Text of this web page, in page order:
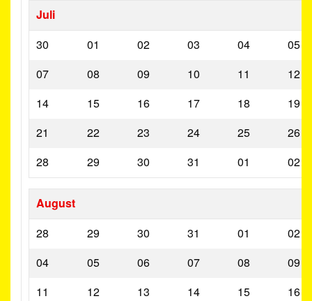
Juli
30
01 02 03 04
05
07
08 09 10 11
12
14
15 16 17 18
19
21
22 23 24 25
26
28
29 30 31 01 02
August
28
29 30 31 01
02
04
05 06 07 08
09
11
12 13 14 15
16